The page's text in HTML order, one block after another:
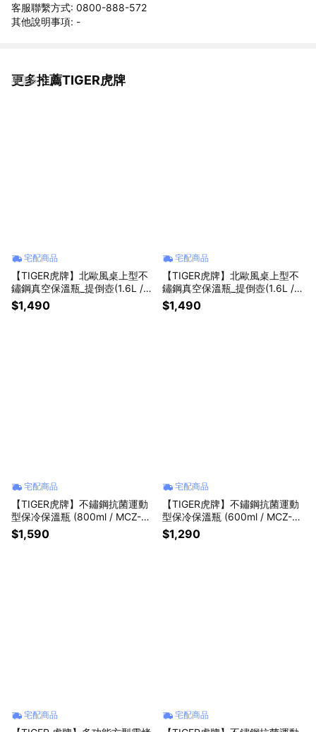
客服聯繫方式: 0800-888-572
其他說明事項: -
更多推薦TIGER虎牌
看更多
宅配商品
【TIGER虎牌】北歐風桌上型不
鏽鋼真空保溫瓶_提倒壺(1.6L / P
WO-A160 暗灰)
$1,490
宅配商品
【TIGER虎牌】北歐風桌上型不
鏽鋼真空保溫瓶_提倒壺(1.6L / P
WO-A160 雪白)
$1,490
宅配商品
【TIGER虎牌】不鏽鋼抗菌運動
型保冷保溫瓶 (800ml / MCZ-S0
80 極光鈦灰)
$1,590
宅配商品
【TIGER虎牌】不鏽鋼抗菌運動
型保冷保溫瓶 (600ml / MCZ-S0
60 北極白狼)
$1,290
宅配商品 宅配商品